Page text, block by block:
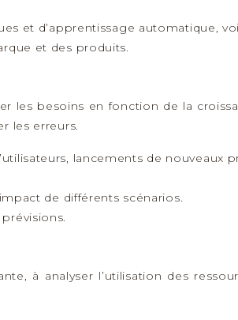
et d’apprentissage automatique,
et des produits.
les besoins en fonction de la
les erreurs.
lancements de nouveaux
de différents scénarios.
à analyser l’utilisation des